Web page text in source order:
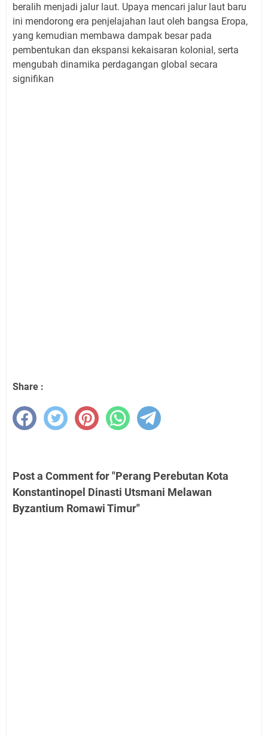
beralih menjadi jalur laut. Upaya mencari jalur laut baru
ini mendorong era penjelajahan laut oleh bangsa Eropa,
yang kemudian membawa dampak besar pada
pembentukan dan ekspansi kekaisaran kolonial, serta
mengubah dinamika perdagangan global secara
signifikan
Share :
Post a Comment for "Perang Perebutan Kota
Konstantinopel Dinasti Utsmani Melawan
Byzantium Romawi Timur"